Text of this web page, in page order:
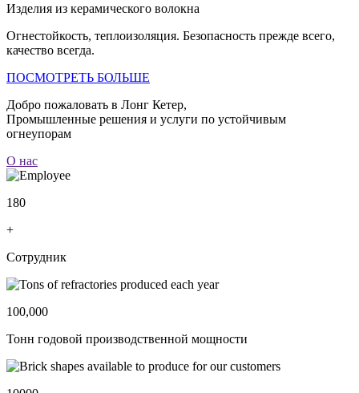
Изделия из керамического волокна
Огнестойкость, теплоизоляция. Безопасность прежде всего,
качество всегда.
ПОСМОТРЕТЬ БОЛЬШЕ
Добро пожаловать в Лонг Кетер,
Промышленные решения и услуги по устойчивым
огнеупорам
О нас
180
+
Сотрудник
100,000
Тонн годовой производственной мощности